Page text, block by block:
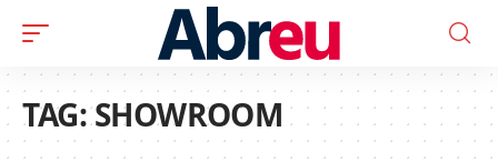
TAG:SHOWROOM